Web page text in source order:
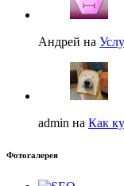
Андрей на
admin на Как
Фотогалерея